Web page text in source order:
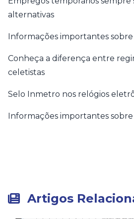
alternativas
Informações importantes
Conheça a diferença entre
celetistas
Selo Inmetro nos relógios
Informações importantes
Artigos